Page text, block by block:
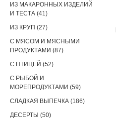
ИЗ МАКАРОННЫХ ИЗДЕЛИЙ
И ТЕСТА (41)
ИЗ КРУП (27)
С МЯСОМ И МЯСНЫМИ
ПРОДУКТАМИ (87)
С ПТИЦЕЙ (52)
С РЫБОЙ И
МОРЕПРОДУКТАМИ (59)
СЛАДКАЯ ВЫПЕЧКА (186)
ДЕСЕРТЫ (50)